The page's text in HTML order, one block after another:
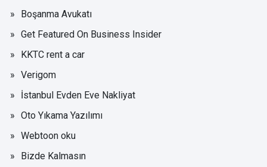
Boşanma Avukatı
Get Featured On Business Insider
KKTC rent a car
Verigom
İstanbul Evden Eve Nakliyat
Oto Yıkama Yazılımı
Webtoon oku
Bizde Kalmasın